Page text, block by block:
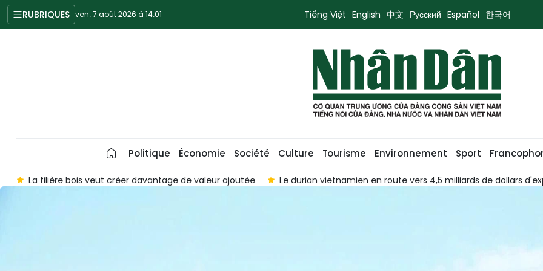
RUBRIQUES ven. 7 août 2026 à 14:01 Tiếng Việt English 中文 Русский Español 한국어
Politique Économie Société Culture Tourisme Environnement Sport
Le durian vietnamien en route vers 4,5 milliards de dollars d'exportations La mécanisation agricole ouvre de